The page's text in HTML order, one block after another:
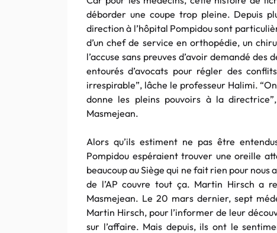
déborder une coupe trop pleine. Depuis
direction à l’hôpital Pompidou sont
d’un chef de service en orthopédie, un
l’accuse sans preuves d’avoir demandé
entourés d’avocats pour régler des
irrespirable”, lâche le professeur Halimi.
donne les pleins pouvoirs à la
Masmejean.
Alors qu’ils estiment ne pas être
Pompidou espéraient trouver une oreille
beaucoup au Siège qui ne fait rien pour
de l’AP couvre tout ça. Martin Hirsch a
Masmejean. Le 20 mars dernier, sept
Martin Hirsch, pour l’informer de leur
sur l’affaire. Mais depuis, ils ont le